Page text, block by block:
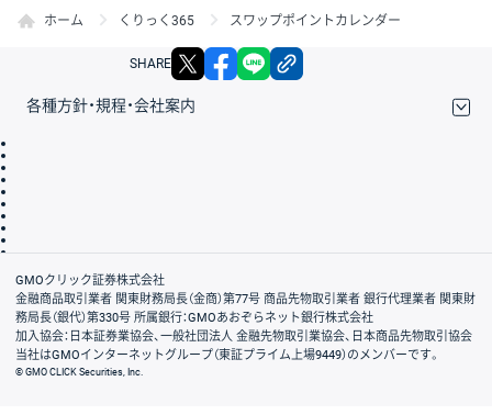
ホーム くりっく365 スワップポイントカレンダー
SHARE X facebook
各種方針・規程・会社案内
会社案内
GMOクリック証券株式会社
金融商品取引業者 関東財務局長（金商）第77号 商品先物取引業者 銀行代理業者 関東財
務局長（銀代）第330号 所属銀行：GMOあおぞらネット銀行株式会社
加入協会：日本証券業協会、一般社団法人 金融先物取引業協会、日本商品先物取引協会
当社はGMOインターネットグループ（東証プライム上場9449）のメンバーです。
© GMO CLICK Securities, Inc.